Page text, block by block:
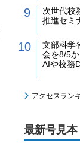
次世代校
推進セミ
文部科学
会を8/5
AIや校務
アクセスラン
最新号見本